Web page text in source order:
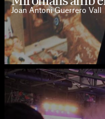
Joan Antoni Guerrero Vall